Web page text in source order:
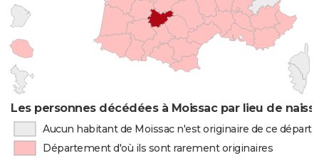
Les personnes décédées à Moissac par lieu de
Aucun habitant de Moissac n'est originaire de ce
Département d'où ils sont rarement originaires